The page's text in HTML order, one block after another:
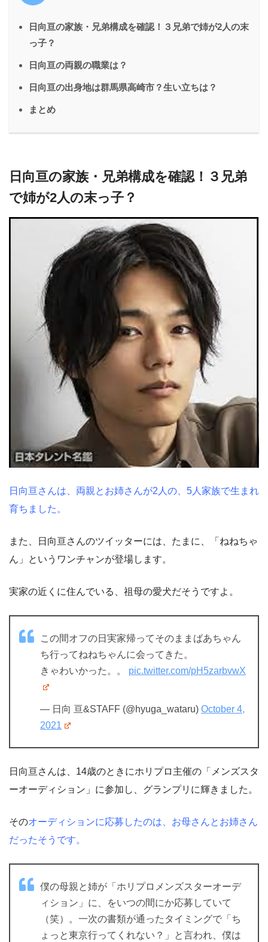
日向亘の家族・兄弟構成を確認！３兄弟で姉が2人の末
っ子？
日向亘の両親の職業は？
日向亘の出身地は群馬県高崎市？生い立ちは？
まとめ
日向亘の家族・兄弟構成を確認！３兄弟
で姉が2人の末っ子？
日向亘さんは、両親とお姉さんが2人の、5人家族で生まれ
育ちました。
また、日向亘さんのツイッターには、たまに、「ねねちゃ
ん」というワンチャンが登場します。
実家の近くに住んでいる、祖母の愛犬だそうですよ。
この間オフの日実家帰ってそのままばあちゃん
ち行ってねねちゃんに会ってきた。
きゃわいかった。。 pic.twitter.com/pH5zarbvwX
— 日向 亘&STAFF (@hyuga_wataru) October 4,
2021
日向亘さんは、14歳のときにホリプロ主催の「メンズスタ
ーオーディション」に参加し、グランプリに輝きました。
そのオーディションに応募したのは、お母さんとお姉さん
だったそうです。
僕の母親と姉が「ホリプロメンズスターオーデ
ィション」に、をいつの間にか応募していて
（笑）。一次の書類が通ったタイミングで「ち
ょっと東京行ってくれない？」と言われ、僕は